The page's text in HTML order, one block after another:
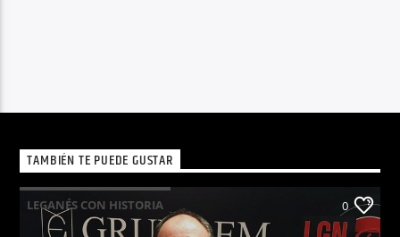
TAMBIÉN TE PUEDE GUSTAR
LEGANÉS CON HISTORIA 0